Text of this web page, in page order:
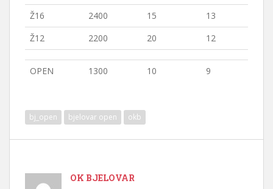
Ž16
2400 15
13
Ž12
2200 20 12
OPEN 1300 10 9
bj_open bjelovar open okb
OK BJELOVAR